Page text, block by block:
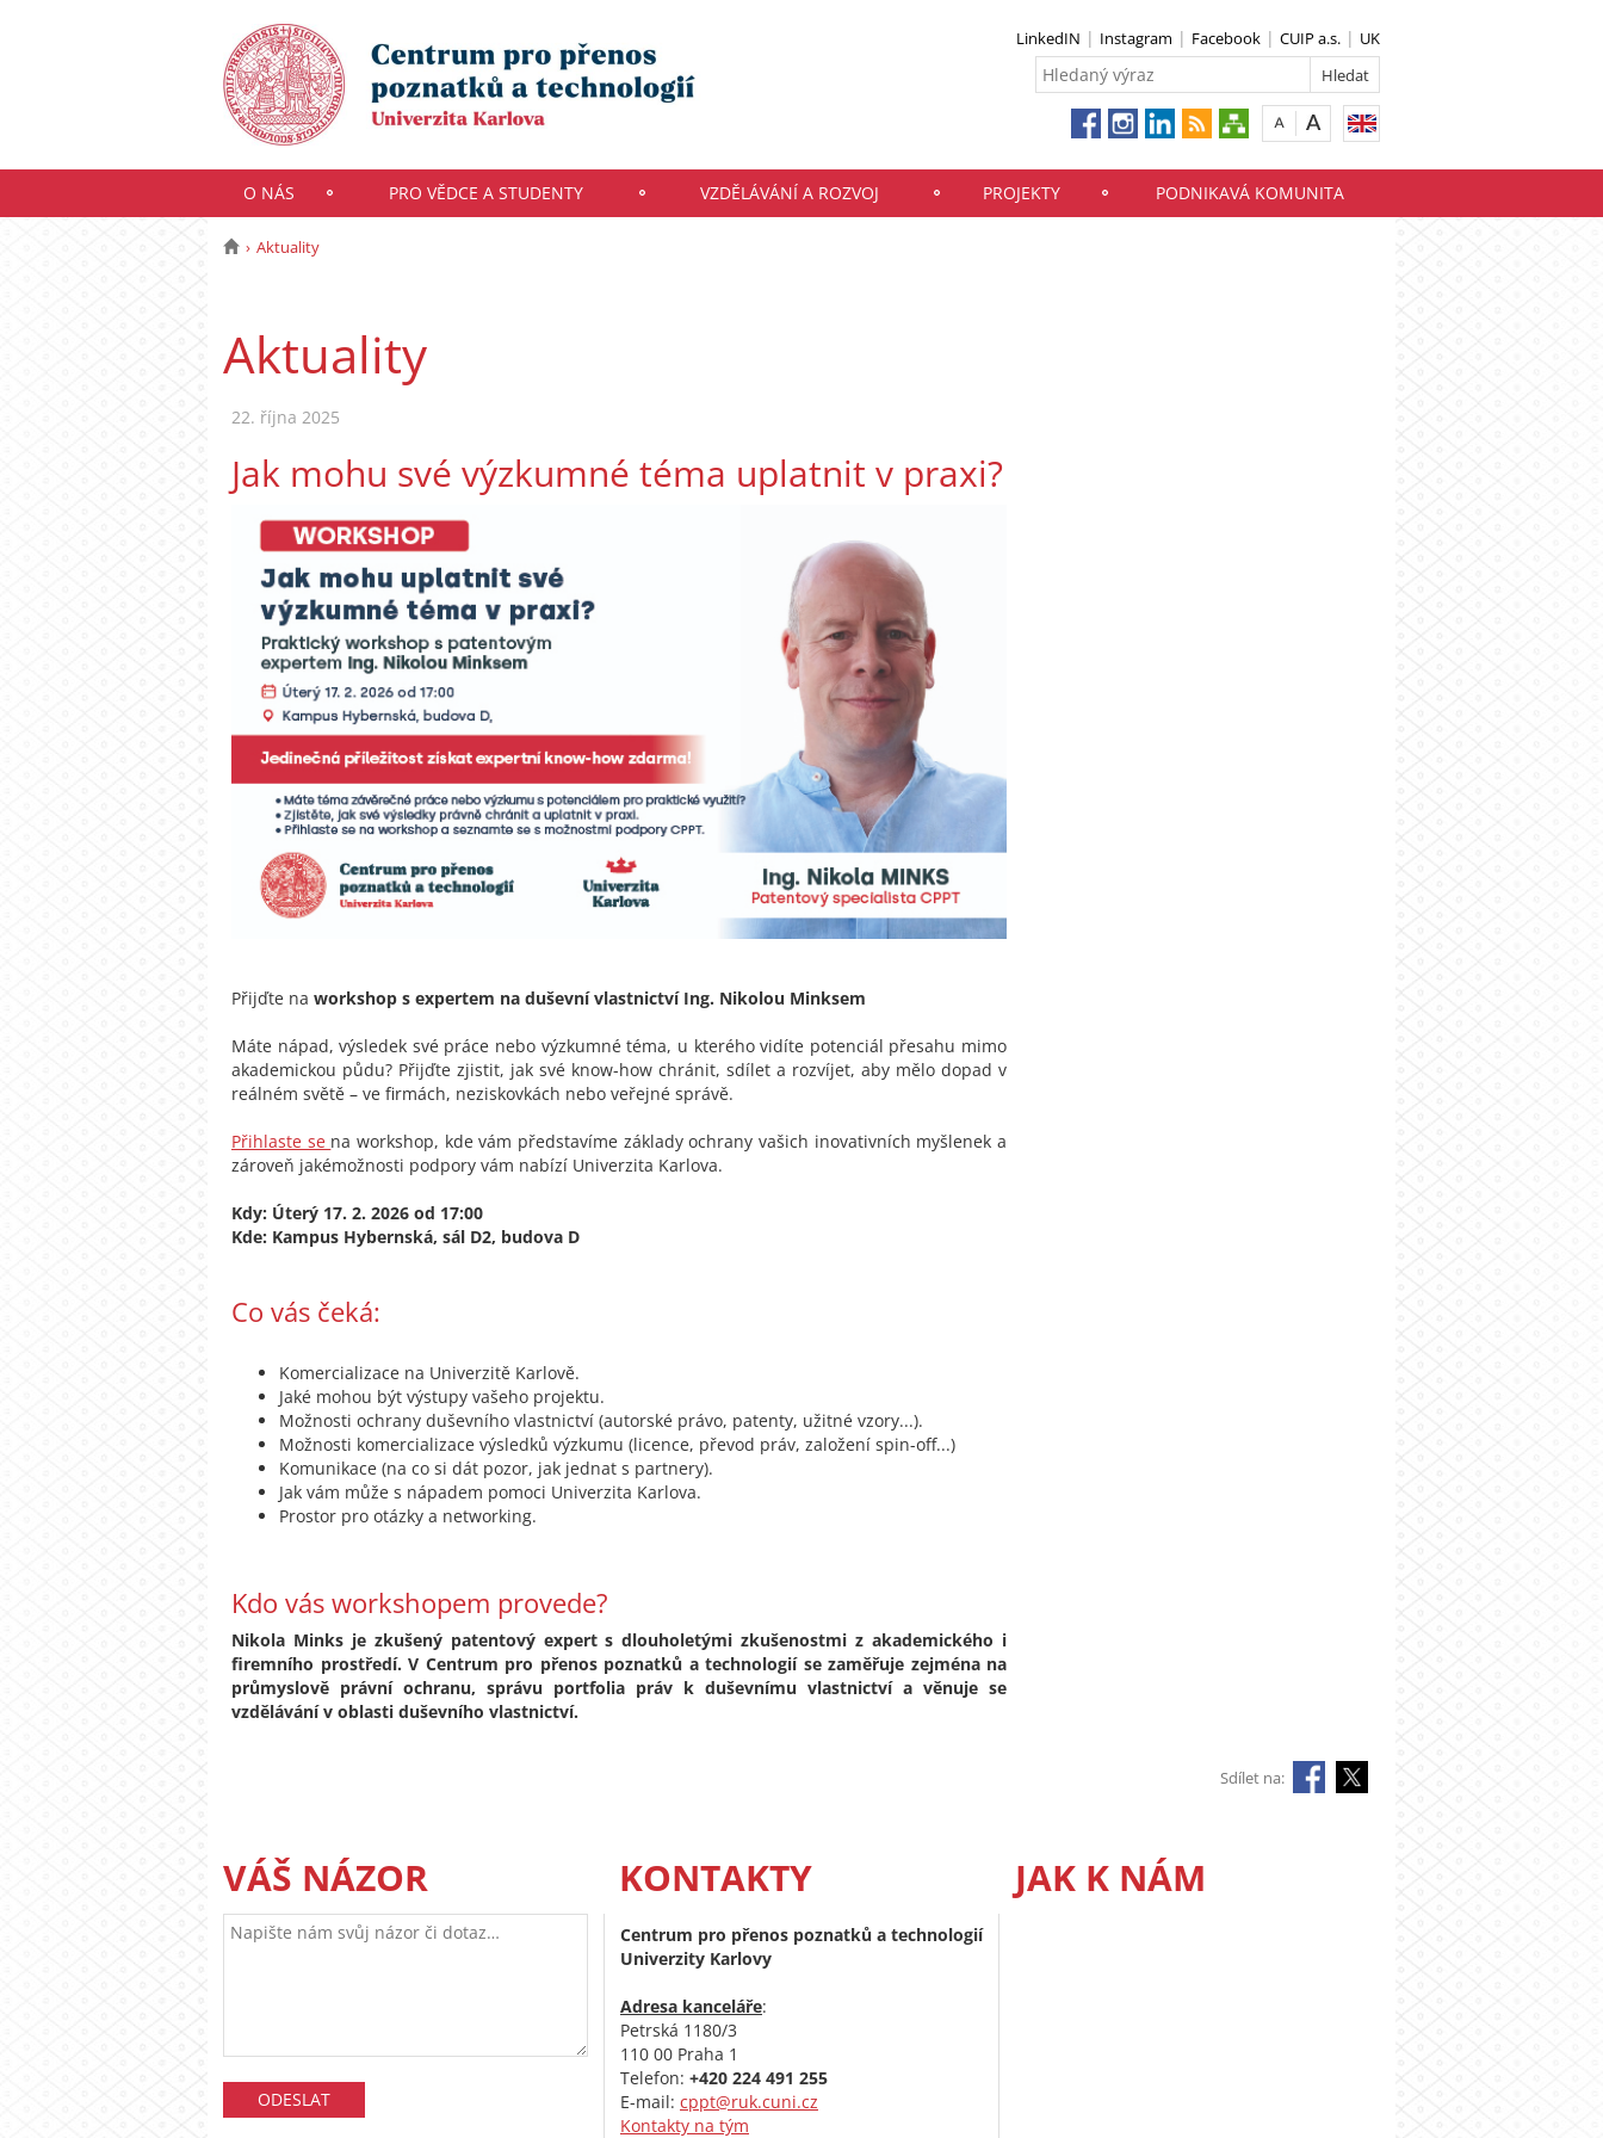
LinkedIN Instagram Facebook CUIP a.s. UK
O NÁS PRO VĚDCE A STUDENTY VZDĚLÁVÁNÍ A ROZVOJ PROJEKTY PODNIKAVÁ KOMUNITA
Aktuality
Aktuality
22. října 2025
Jak mohu své výzkumné téma uplatnit v praxi?
Přijďte na workshop s expertem na duševní vlastnictví Ing. Nikolou Minksem
Máte nápad, výsledek své práce nebo výzkumné téma, u kterého vidíte potenciál přesahu mimo
akademickou půdu? Přijďte zjistit, jak své know-how chránit, sdílet a rozvíjet, aby mělo dopad v
reálném světě – ve firmách, neziskovkách nebo veřejné správě.
Přihlaste se na workshop, kde vám představíme základy ochrany vašich inovativních myšlenek a
zároveň jakémožnosti podpory vám nabízí Univerzita Karlova.
Kdy: Úterý 17. 2. 2026 od 17:00
Kde: Kampus Hybernská, sál D2, budova D
Co vás čeká:
Komercializace na Univerzitě Karlově.
Jaké mohou být výstupy vašeho projektu.
Možnosti ochrany duševního vlastnictví (autorské právo, patenty, užitné vzory...).
Možnosti komercializace výsledků výzkumu (licence, převod práv, založení spin-off...)
Komunikace (na co si dát pozor, jak jednat s partnery).
Jak vám může s nápadem pomoci Univerzita Karlova.
Prostor pro otázky a networking.
Kdo vás workshopem provede?
Nikola Minks je zkušený patentový expert s dlouholetými zkušenostmi z akademického i
firemního prostředí. V Centrum pro přenos poznatků a technologií se zaměřuje zejména na
průmyslově právní ochranu, správu portfolia práv k duševnímu vlastnictví a věnuje se
vzdělávání v oblasti duševního vlastnictví.
Sdílet na:
VÁŠ NÁZOR KONTAKTY
Centrum pro přenos poznatků a technologií
Univerzity Karlovy
Adresa kanceláře:
Petrská 1180/3
110 00 Praha 1
Telefon: +420 224 491 255
E-mail: cppt@ruk.cuni.cz
Kontakty na tým
JAK K NÁM